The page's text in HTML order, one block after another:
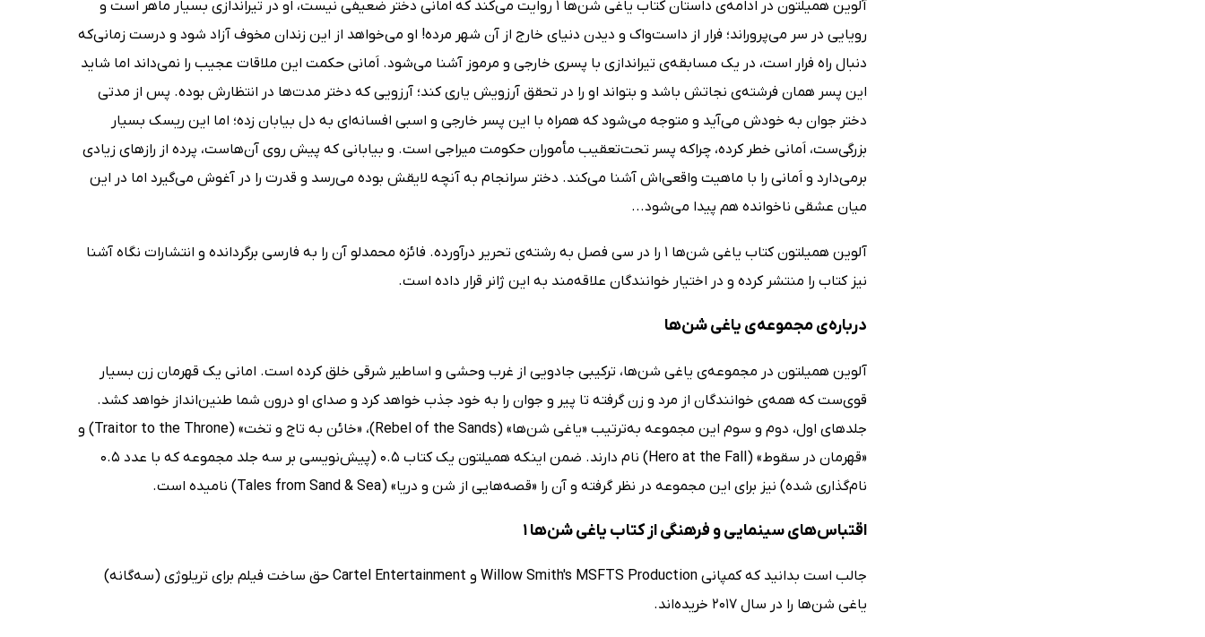
آلوین همیلتون در ادامه‌ی داستان کتاب یاغی شن‌ها 1 روایت می‌کند که امانی دختر ضعیفی نیست، او در تیراندازی بسیار ماهر است و
رویایی در سر می‌پروراند؛ فرار از داست‌واک و دیدن دنیای خارج از آن شهر مرده! او می‌خواهد از این زندان مخوف آزاد شود و درست زمانی‌که
دنبال راه فرار است، در یک مسابقه‌ی تیراندازی با پسری خارجی و مرموز آشنا می‌شود. اَمانی حکمت این ملاقات عجیب را نمی‌داند اما شاید
این پسر همان فرشته‌ی نجاتش باشد و بتواند او را در تحقق آرزویش یاری کند؛ آرزویی که دختر مدت‌ها در انتظارش بوده. پس از مدتی
دختر جوان به خودش می‌آید و متوجه می‌شود که همراه با این پسر خارجی و اسبی افسانه‌ای به دل بیابان‌ زده‌؛ اما این ریسک بسیار
بزرگی‌ست، اَمانی خطر کرده، چراکه پسر تحت‌تعقیب مأموران حکومت میراجی است. و بیابانی که پیش روی آن‌هاست، پرده از رازهای زیادی
برمی‌دارد و اَمانی را با ماهیت واقعی‌اش‌ آشنا می‌کند. دختر سرانجام به آنچه لایقش بوده می‌رسد و قدرت را در آغوش می‌گیرد اما در این
میان عشقی ناخوانده هم پیدا می‌شود...
آلوین همیلتون کتاب یاغی شن‌ها 1 را در سی فصل به رشته‌ی تحریر درآورده. فائزه محمدلو آن را به فارسی برگردانده و انتشارات نگاه آشنا
نیز کتاب را منتشر کرده و در اختیار خوانندگان علاقه‌مند به این ژانر قرار داده است.
درباره‌ی مجموعه‌ی یاغی شن‌ها
آلوین همیلتون در مجموعه‌ی یاغی شن‌ها، ترکیبی جادویی از غرب وحشی و اساطیر شرقی خلق کرده است. امانی یک قهرمان زن بسیار
قوی‌ست که همه‌ی خوانندگان از مرد و زن گرفته تا پیر و جوان را به خود جذب خواهد کرد و صدای او درون شما طنین‌انداز خواهد کشد.
جلدهای اول، دوم و سوم این مجموعه به‌ترتیب «یاغی شن‌ها» (Rebel of the Sands)، «خائن به تاج و تخت» (Traitor to the Throne) و
«قهرمان در سقوط» (Hero at the Fall) نام دارند. ضمن اینکه همیلتون یک کتاب 0.5 (پیش‌نویسی بر سه جلد مجموعه که با عدد 0.5
نام‌گذاری شده) نیز برای این مجموعه در نظر گرفته و آن را «قصه‌هایی از شن و دریا» (Tales from Sand & Sea) نامیده است.
اقتباس‌های سینمایی و فرهنگی از کتاب یاغی شن‌ها 1
جالب است بدانید که کمپانی Willow Smith's MSFTS Production و Cartel Entertainment حق ساخت فیلم برای تریلوژی (سه‌گانه)
یاغی شن‌ها را در سال 2017 خریده‌اند.